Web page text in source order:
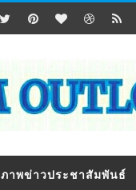
ภาพข่าวประชาสัมพันธ์